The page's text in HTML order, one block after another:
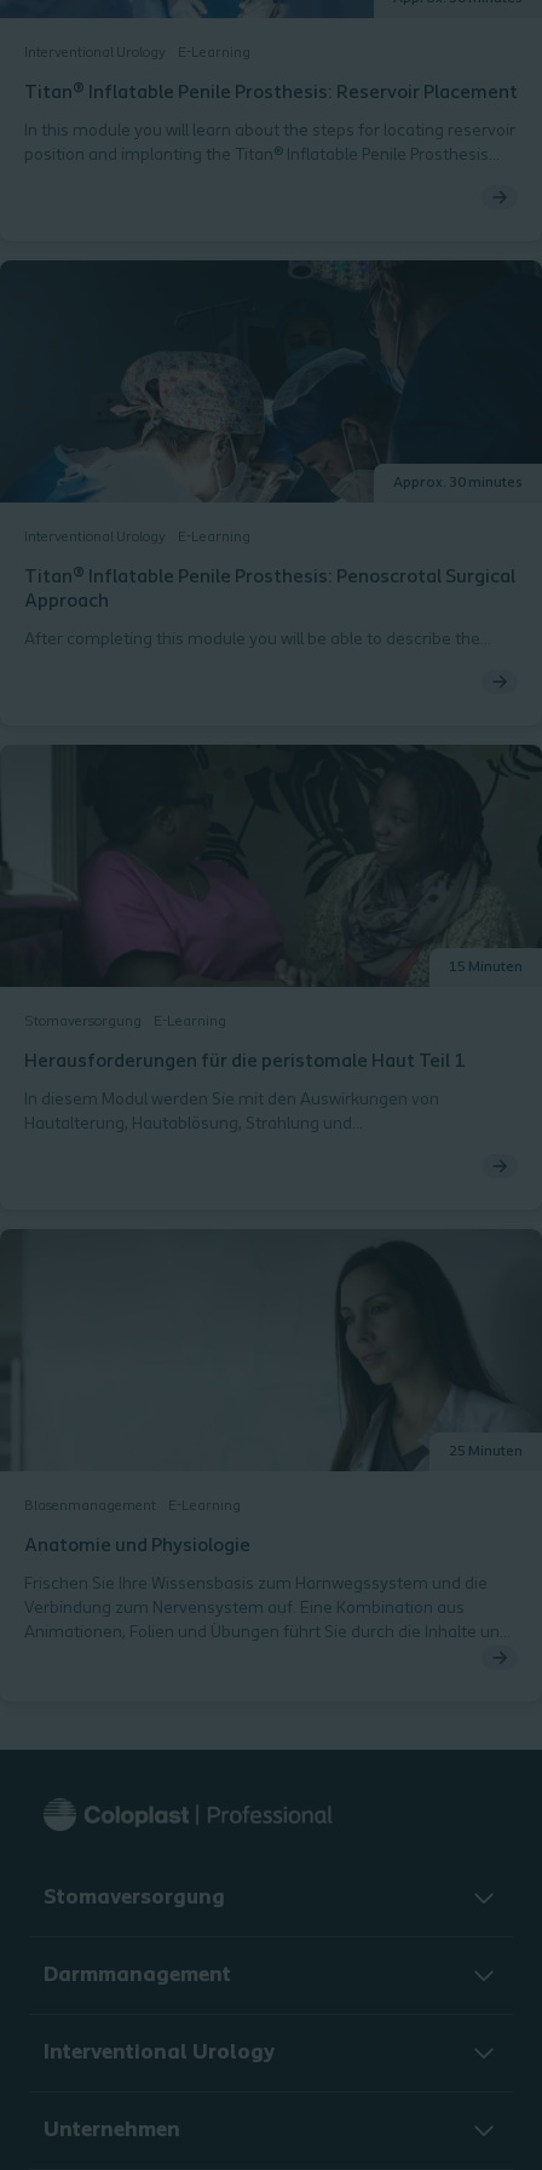
Interventional Urology E-Learning
Titan® Inflatable Penile Prosthesis: Reservoir Placement
In this module you will learn about the steps for locating reservoir
position and implanting the Titan® Inflatable Penile Prosthesis
Interventional Urology E-Learning
Approx. 30 minutes
Titan® Inflatable Penile Prosthesis: Penoscrotal Surgical
Approach
After completing this module you will be able to describe the
penoscrotal surgical approach per the Instructions for Use (IFU).
Stomaversorgung E-Learning
15 Minuten
Herausforderungen für die peristomale Haut Teil 1
In diesem Modul werden Sie mit den Auswirkungen von
Hautalterung, Hautablösung, Strahlung und
Strahlung, Routine, Alter, Enzyme, Hautablösung und Ernährung
Blasenmanagement E-Learning
25 Minuten
Anatomie und Physiologie
Frischen Sie Ihre Wissensbasis zum Harnwegssystem und die
Verbindung zum Nervensystem auf. Eine Kombination aus
Animationen, Folien und Übungen führt Sie durch die Inhalte und
Stomaversorgung
Darmmanagement
Interventional Urology
Unternehmen